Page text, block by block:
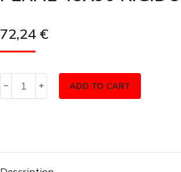
72,24 €
ADD TO CART